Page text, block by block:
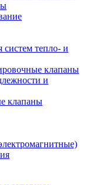
тепло- и
клапаны
и
клапаны